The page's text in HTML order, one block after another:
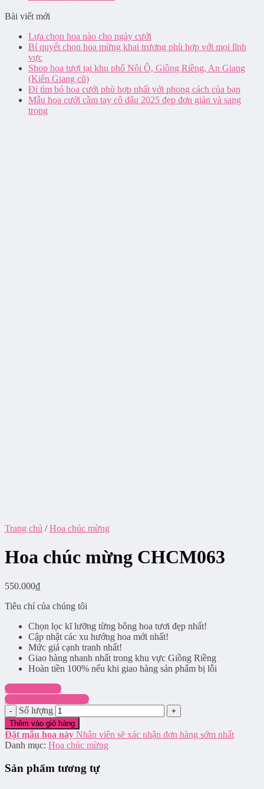
Bài viết mới
Lựa chọn hoa nào cho ngày cưới
Bí quyết chọn hoa mừng khai trương phù hợp với mọi lĩnh
vực
Shop hoa tươi tại khu phố Nội Ô, Giồng Riềng, An Giang
(Kiên Giang cũ)
Đi tìm bó hoa cưới phù hợp nhất với phong cách của bạn
Mẫu hoa cưới cầm tay cô dâu 2025 đẹp đơn giản và sang
trọng
Trang chủ / Hoa chúc mừng
Hoa chúc mừng CHCM063
550.000₫
Tiêu chí của chúng tôi
Chọn lọc kĩ lưỡng từng bông hoa tươi đẹp nhất!
Cập nhật các xu hướng hoa mới nhất!
Mức giá cạnh tranh nhất!
Giao hàng nhanh nhất trong khu vực Giồng Riềng
Hoàn tiền 100% nếu khi giao hàng sản phẩm bị lỗi
Chat Facebook
Hotline: 0916.337.745
Số lượng
Thêm vào giỏ hàng
Đặt mẫu hoa này Nhân viên sẽ xác nhận đơn hàng sớm nhất
Danh mục: Hoa chúc mừng
Sản phẩm tương tự